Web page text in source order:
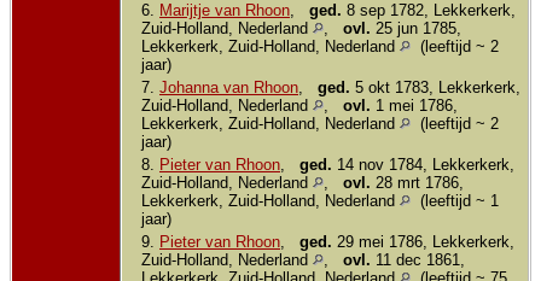
6. Marijtje van Rhoon, ged. 8 sep 1782, Lekkerkerk,
Zuid-Holland, Nederland
, ovl. 25 jun 1785,
Lekkerkerk, Zuid-Holland, Nederland
(leeftijd ~ 2
jaar)
7. Johanna van Rhoon, ged. 5 okt 1783, Lekkerkerk,
Zuid-Holland, Nederland
, ovl. 1 mei 1786,
Lekkerkerk, Zuid-Holland, Nederland
(leeftijd ~ 2
jaar)
8. Pieter van Rhoon, ged. 14 nov 1784, Lekkerkerk,
Zuid-Holland, Nederland
, ovl. 28 mrt 1786,
Lekkerkerk, Zuid-Holland, Nederland
(leeftijd ~ 1
jaar)
9. Pieter van Rhoon, ged. 29 mei 1786, Lekkerkerk,
Zuid-Holland, Nederland
, ovl. 11 dec 1861,